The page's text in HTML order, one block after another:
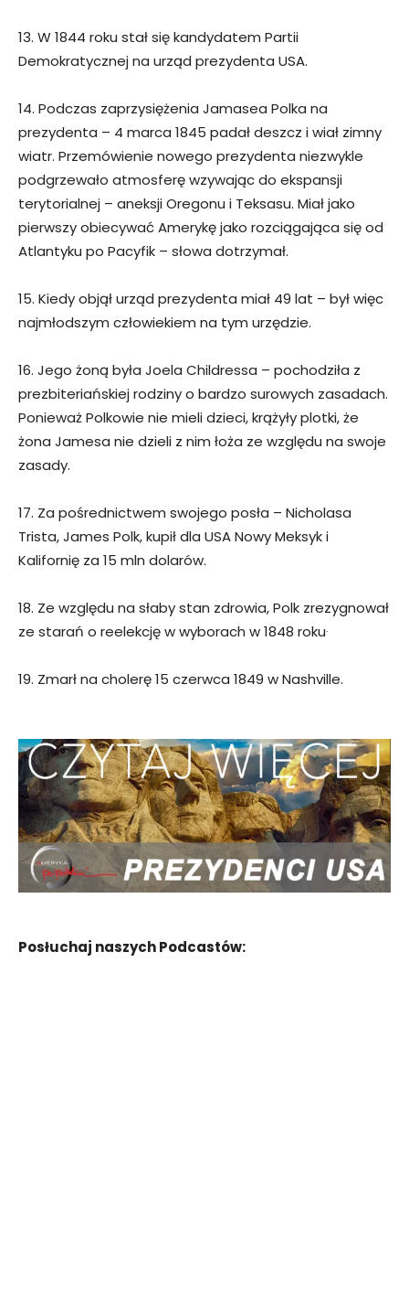
13. W 1844 roku stał się kandydatem Partii
Demokratycznej na urząd prezydenta USA.
14. Podczas zaprzysiężenia Jamasea Polka na
prezydenta – 4 marca 1845 padał deszcz i wiał zimny
wiatr. Przemówienie nowego prezydenta niezwykle
podgrzewało atmosferę wzywając do ekspansji
terytorialnej – aneksji Oregonu i Teksasu. Miał jako
pierwszy obiecywać Amerykę jako rozciągająca się od
Atlantyku po Pacyfik – słowa dotrzymał.
15. Kiedy objął urząd prezydenta miał 49 lat – był więc
najmłodszym człowiekiem na tym urzędzie.
16. Jego żoną była Joela Childressa – pochodziła z
prezbiteriańskiej rodziny o bardzo surowych zasadach.
Ponieważ Polkowie nie mieli dzieci, krążyły plotki, że
żona Jamesa nie dzieli z nim łoża ze względu na swoje
zasady.
17. Za pośrednictwem swojego posła – Nicholasa
Trista, James Polk, kupił dla USA Nowy Meksyk i
Kalifornię za 15 mln dolarów.
18. Ze względu na słaby stan zdrowia, Polk zrezygnował
ze starań o reelekcję w wyborach w 1848 roku.
19. Zmarł na cholerę 15 czerwca 1849 w Nashville.
Posłuchaj naszych Podcastów: